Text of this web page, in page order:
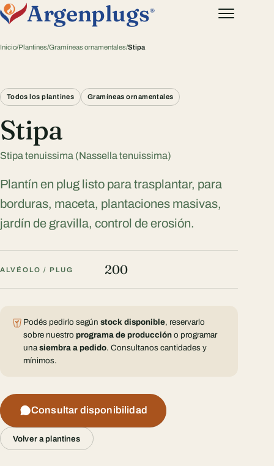
Argenplugs®
Inicio/Plantines/Gramíneas ornamentales/Stipa
Todos los plantines Gramíneas ornamentales
Stipa
Stipa tenuissima (Nassella tenuissima)
Plantín en plug listo para trasplantar, para
borduras, maceta, plantaciones masivas,
jardín de gravilla, control de erosión.
ALVÉOLO / PLUG 200
Podés pedirlo según stock disponible, reservarlo
sobre nuestro programa de produccióno programar
una siembra a pedido. Consultanos cantidades y
mínimos.
Consultar disponibilidad
Volver a plantines